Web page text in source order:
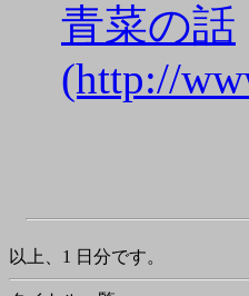
青菜の話
(http://
以上、1 日分です。